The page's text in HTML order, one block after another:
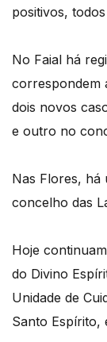
positivos,
No Faial há
correspondem
dois novos
e outro no
Nas Flores, há
concelho das
Hoje
do Divino
Unidade de
Santo Espírito,